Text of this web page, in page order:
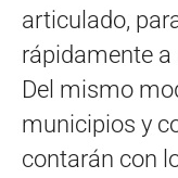
articulado,
rápidamente a
Del mismo
municipios y
contarán con